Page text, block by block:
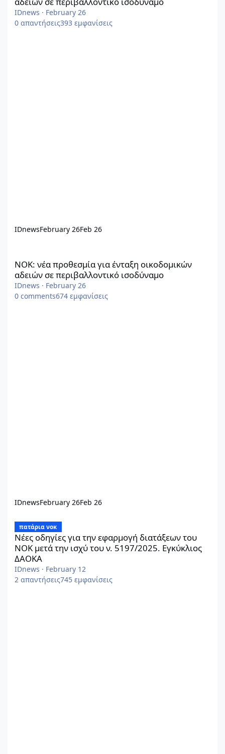
IDnews · February 26
0 απαντήσεις393 εμφανίσεις
IDnewsFebruary 26Feb 26
ΝΟΚ: νέα προθεσμία για ένταξη οικοδομικών
αδειών σε περιβαλλοντικό ισοδύναμο
IDnews · February 26
0 comments674 εμφανίσεις
IDnewsFebruary 26Feb 26
πατάρια νοκ
Νέες οδηγίες για την εφαρμογή διατάξεων του
ΝΟΚ μετά την ισχύ του ν. 5197/2025. Εγκύκλιος
ΔΑΟΚΑ
IDnews · February 12
2 απαντήσεις745 εμφανίσεις